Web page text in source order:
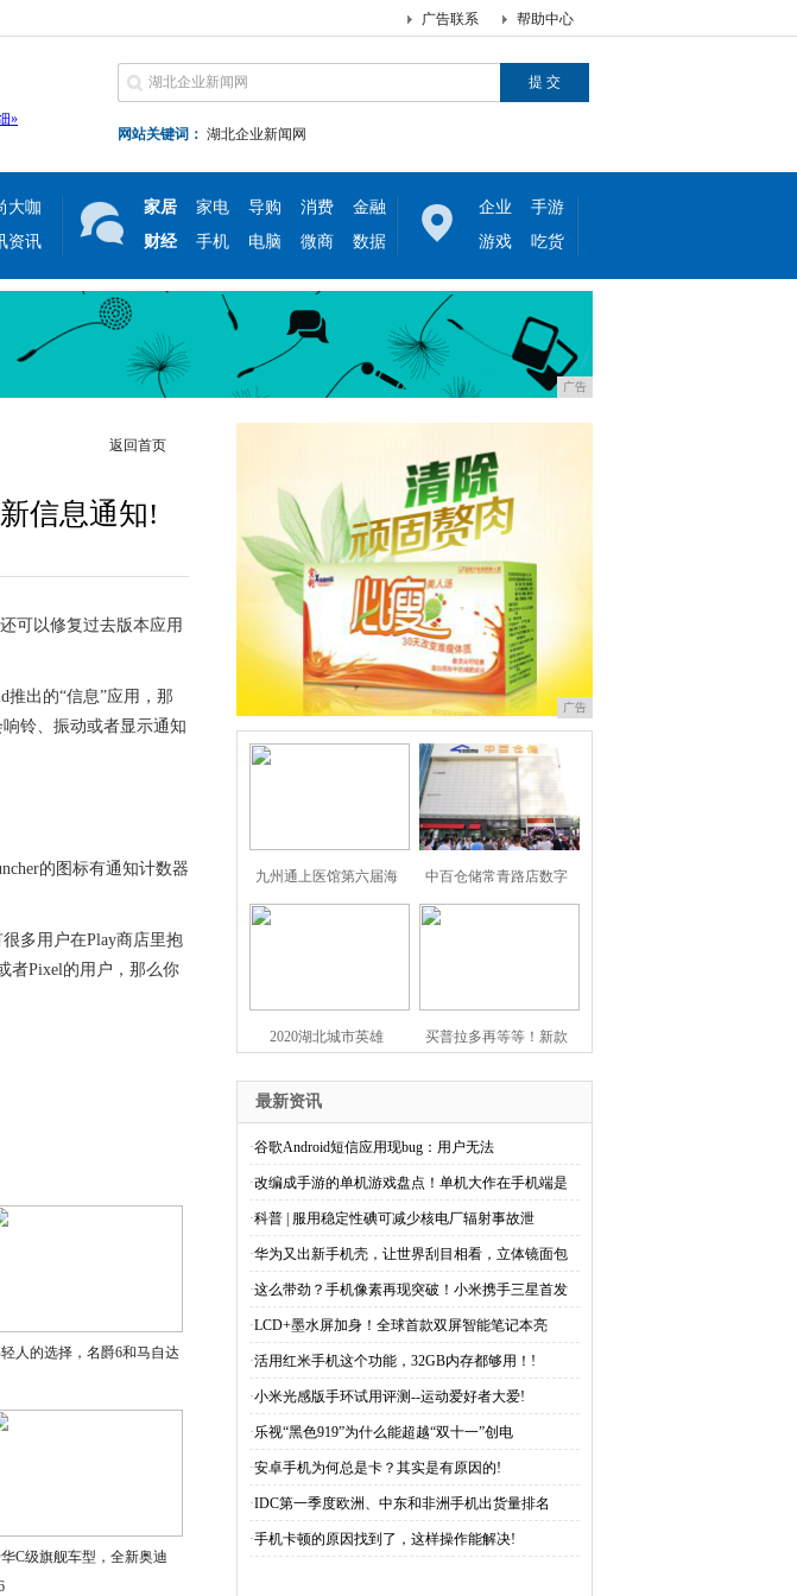
帮助中心
广告联系
网站关键词： 湖北企业新闻网
大咖
资讯
家居 家电 导购 消费
金融
财经
手机 电脑 微商 数据
企业
手游
游戏
吃货
广告
返回首页
信息通知!
可以修复过去版本应用
出的“信息”应用，那
铃、振动或者显示通知
的图标有通知计数器
多用户在Play商店里抱
者Pixel的用户，那么你
人的选择，名爵6和马自达
C级旗舰车型，全新奥迪
广告
九州通上医馆第六届海 中百仓储常青路店数字
2020湖北城市英雄 买普拉多再等等！新款
最新资讯
·谷歌Android短信应用现bug：用户无法
·改编成手游的单机游戏盘点！单机大作在手机端是
·科普 | 服用稳定性碘可减少核电厂辐射事故泄
·华为又出新手机壳，让世界刮目相看，立体镜面包
·这么带劲？手机像素再现突破！小米携手三星首发
·LCD+墨水屏加身！全球首款双屏智能笔记本亮
·活用红米手机这个功能，32GB内存都够用！!
·小米光感版手环试用评测--运动爱好者大爱!
·乐视“黑色919”为什么能超越“双十一”创电
·安卓手机为何总是卡？其实是有原因的!
·IDC第一季度欧洲、中东和非洲手机出货量排名
·手机卡顿的原因找到了，这样操作能解决!